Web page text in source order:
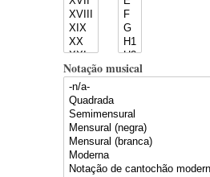
Notação musical